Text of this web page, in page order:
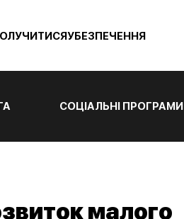
УБЕЗПЕЧЕННЯ
СОЦІАЛЬНІ ПРОГРАМИ
малого